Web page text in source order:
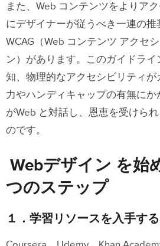
また、Web コンテンツをよりア
にデザイナーが従うべき一連の推
WCAG（Web コンテンツ アクセ
ン）があります。このガイドラ
知、物理的なアクセシビリティ
力やハンディキャップの有無に
がWeb と対話し、恩恵を受けら
のです。
Webデザイン を始
つのステップ
１．学習リソースを入手する